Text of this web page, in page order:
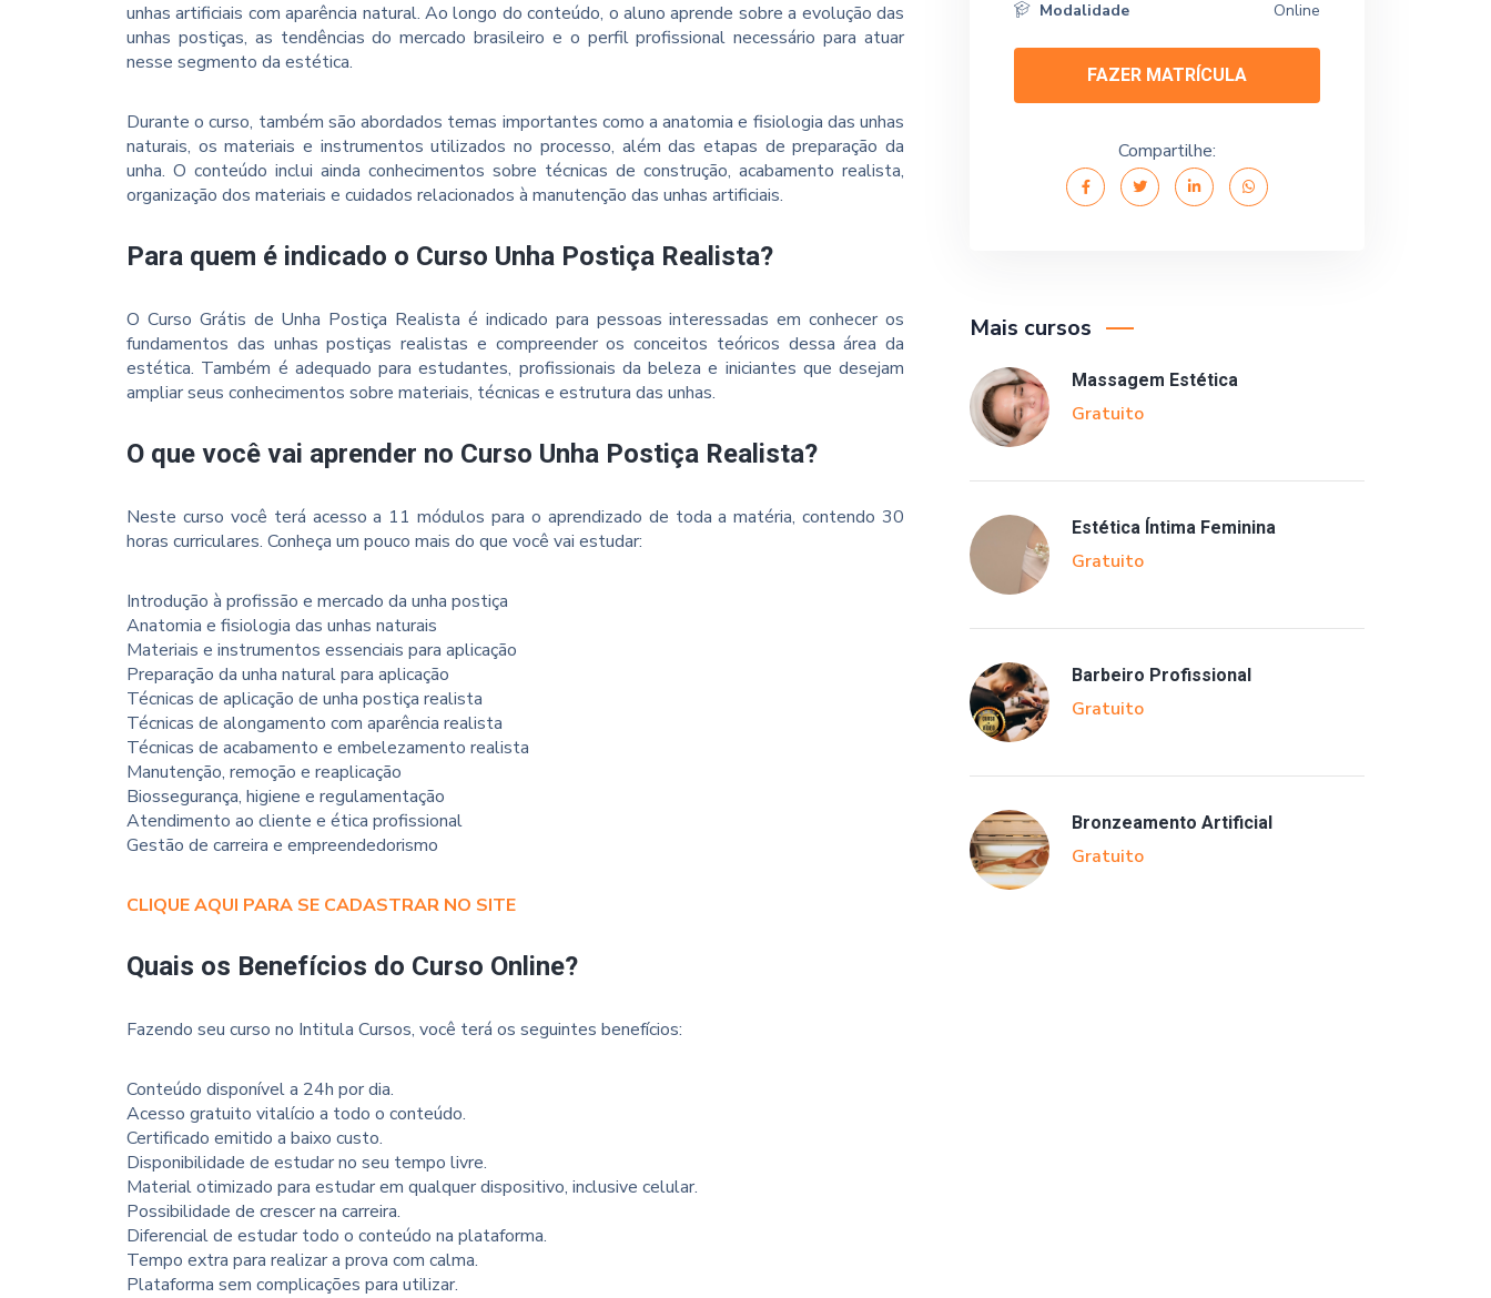
unhas artificiais com aparência natural. Ao longo do conteúdo, o aluno aprende sobre a evolução das
unhas postiças, as tendências do mercado brasileiro e o perfil profissional necessário para atuar
nesse segmento da estética.
Durante o curso, também são abordados temas importantes como a anatomia e fisiologia das unhas
naturais, os materiais e instrumentos utilizados no processo, além das etapas de preparação da
unha. O conteúdo inclui ainda conhecimentos sobre técnicas de construção, acabamento realista,
organização dos materiais e cuidados relacionados à manutenção das unhas artificiais.
Para quem é indicado o Curso Unha Postiça Realista?
O Curso Grátis de Unha Postiça Realista é indicado para pessoas interessadas em conhecer os
fundamentos das unhas postiças realistas e compreender os conceitos teóricos dessa área da
estética. Também é adequado para estudantes, profissionais da beleza e iniciantes que desejam
ampliar seus conhecimentos sobre materiais, técnicas e estrutura das unhas.
O que você vai aprender no Curso Unha Postiça Realista?
Neste curso você terá acesso a 11 módulos para o aprendizado de toda a matéria, contendo 30
horas curriculares. Conheça um pouco mais do que você vai estudar:
Introdução à profissão e mercado da unha postiça
Anatomia e fisiologia das unhas naturais
Materiais e instrumentos essenciais para aplicação
Preparação da unha natural para aplicação
Técnicas de aplicação de unha postiça realista
Técnicas de alongamento com aparência realista
Técnicas de acabamento e embelezamento realista
Manutenção, remoção e reaplicação
Biossegurança, higiene e regulamentação
Atendimento ao cliente e ética profissional
Gestão de carreira e empreendedorismo
CLIQUE AQUI PARA SE CADASTRAR NO SITE
Quais os Benefícios do Curso Online?
Fazendo seu curso no Intitula Cursos, você terá os seguintes benefícios:
Conteúdo disponível a 24h por dia.
Acesso gratuito vitalício a todo o conteúdo.
Certificado emitido a baixo custo.
Disponibilidade de estudar no seu tempo livre.
Material otimizado para estudar em qualquer dispositivo, inclusive celular.
Possibilidade de crescer na carreira.
Diferencial de estudar todo o conteúdo na plataforma.
Tempo extra para realizar a prova com calma.
Plataforma sem complicações para utilizar.
Modalidade
Online
FAZER MATRÍCULA
Compartilhe:
Mais cursos
Massagem Estética
Gratuito
Estética Íntima Feminina
Gratuito
Barbeiro Profissional
Gratuito
Bronzeamento Artificial
Gratuito